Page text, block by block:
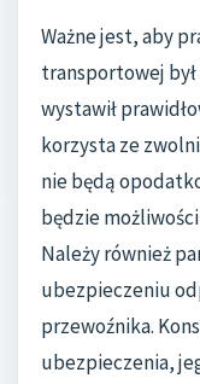
Ważne jest, aby
transportowej
wystawił
korzysta ze
nie będą
będzie
Należy również
ubezpieczeniu
przewoźnika.
ubezpieczenia,